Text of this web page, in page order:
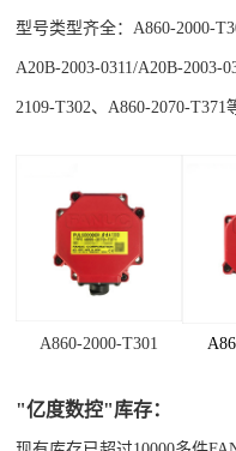
型号类型齐全： A860-2000-
A20B-2003-0311/A20B-2003-
2109-T302、 A860-2070-T371
A860-2000-T301
"亿度数控"库存：